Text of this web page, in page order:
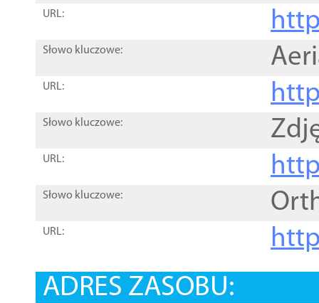
URL:
Słowo kluczowe:
URL:
Słowo kluczowe:
URL:
Słowo kluczowe:
URL:
ADRES ZASOBU: